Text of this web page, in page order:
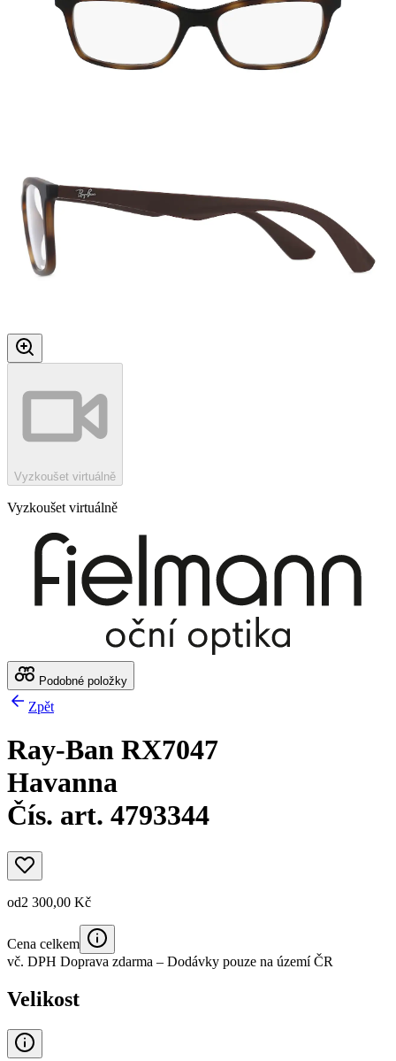
Vyzkoušet virtuálně
Vyzkoušet virtuálně
Podobné položky
Zpět
Ray-Ban RX7047
Havanna
Čís. art. 4793344
od2 300,00 Kč
Cena celkem
vč. DPH Doprava zdarma – Dodávky pouze na území ČR
Velikost